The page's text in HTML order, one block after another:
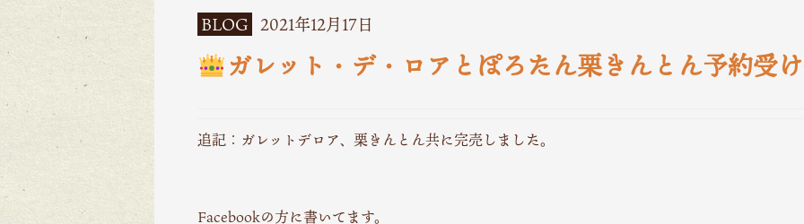
BLOG 2021年12月17日
ガレット・デ・ロアとぽろたん栗きんとん予約受
追記：ガレットデロア、栗きんとん共に完売しました。
Facebookの方に書いてます。